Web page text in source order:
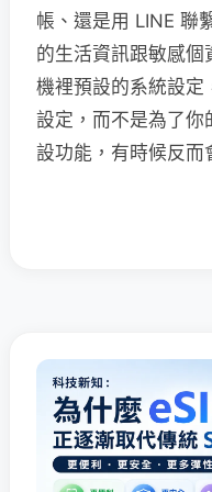
帳、還是用 LINE 聯
的生活資訊跟敏感
機裡預設的系統設定
設定，而不是為了你
設功能，有時候反而